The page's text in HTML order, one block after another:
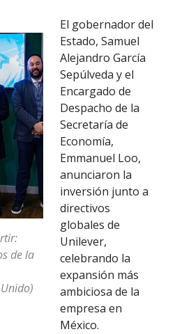
de la
El gobernador del
Estado, Samuel
Alejandro García
Sepúlveda y el
Encargado de
Despacho de la
Secretaría de
Economía,
Emmanuel Loo,
anunciaron la
inversión junto a
directivos
globales de
Unilever,
celebrando la
expansión más
ambiciosa de la
empresa en
México.